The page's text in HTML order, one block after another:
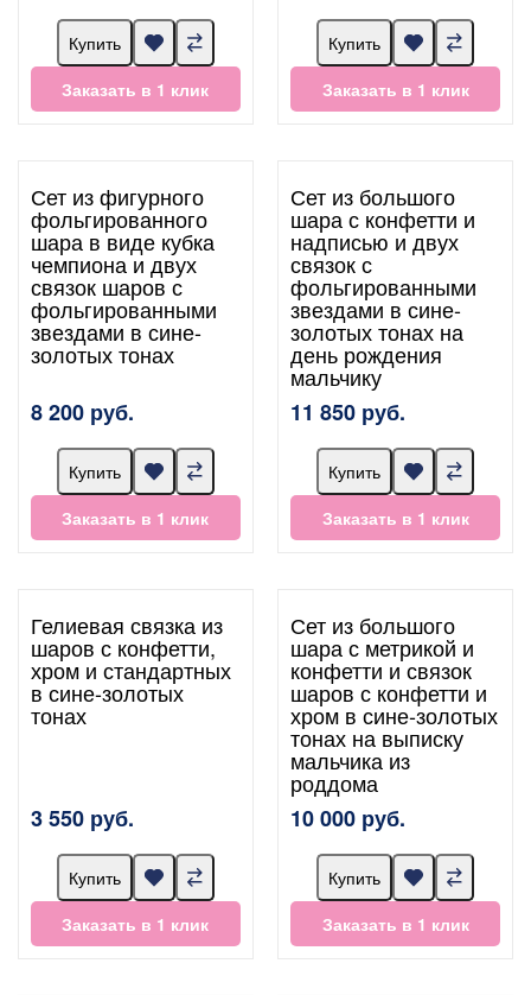
Купить
Заказать в 1 клик
Купить
Заказать в 1 клик
Сет из фигурного
фольгированного
шара в виде кубка
чемпиона и двух
связок шаров с
фольгированными
звездами в сине-
золотых тонах
8 200 руб.
Купить
Заказать в 1 клик
Сет из большого
шара с конфетти и
надписью и двух
связок с
фольгированными
звездами в сине-
золотых тонах на
день рождения
мальчику
11 850 руб.
Купить
Заказать в 1 клик
Гелиевая связка из
шаров с конфетти,
хром и стандартных
в сине-золотых
тонах
3 550 руб.
Купить
Заказать в 1 клик
Сет из большого
шара с метрикой и
конфетти и связок
шаров с конфетти и
хром в сине-золотых
тонах на выписку
мальчика из
роддома
10 000 руб.
Купить
Заказать в 1 клик